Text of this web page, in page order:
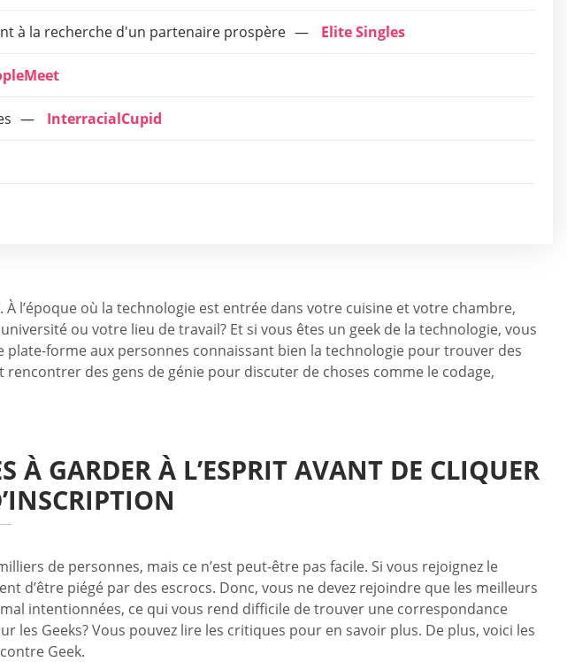
à la recherche d'un partenaire prospère Elite Singles
InterracialCupid
l’époque où la technologie est entrée dans votre cuisine et votre chambre,
ou votre lieu de travail? Et si vous êtes un geek de la technologie, vous
forme aux personnes connaissant bien la technologie pour trouver des
des gens de génie pour discuter de choses comme le codage,
À GARDER À L’ESPRIT AVANT DE CLIQUER
de personnes, mais ce n’est peut-être pas facile. Si vous rejoignez le
d’être piégé par des escrocs. Donc, vous ne devez rejoindre que les meilleurs
intentionnées, ce qui vous rend difficile de trouver une correspondance
Geeks? Vous pouvez lire les critiques pour en savoir plus. De plus, voici les
Geek.